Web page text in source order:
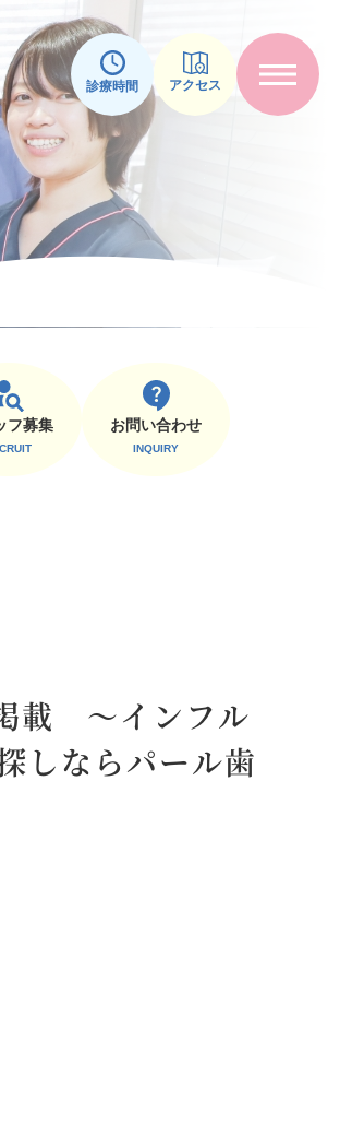
診療時間 アクセス
フ募集 お問い合わせ
載 ～インフル
しならパール歯